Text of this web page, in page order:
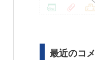
最近のコ